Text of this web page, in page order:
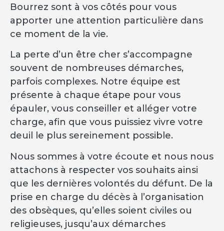
Bourrez sont à vos côtés pour vous
apporter une attention particulière dans
ce moment de la vie.
La perte d’un être cher s’accompagne
souvent de nombreuses démarches,
parfois complexes. Notre équipe est
présente à chaque étape pour vous
épauler, vous conseiller et alléger votre
charge, afin que vous puissiez vivre votre
deuil le plus sereinement possible.
Nous sommes à votre écoute et nous nous
attachons à respecter vos souhaits ainsi
que les dernières volontés du défunt. De la
prise en charge du décès à l’organisation
des obsèques, qu’elles soient civiles ou
religieuses, jusqu’aux démarches